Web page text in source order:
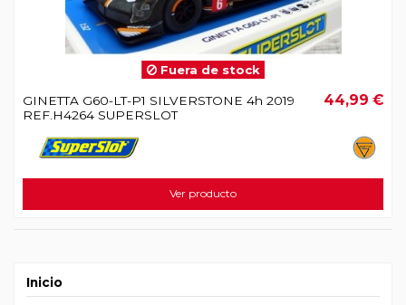
Fuera de stock
GINETTA G60-LT-P1 SILVERSTONE 4h 2019
REF.H4264 SUPERSLOT
44,99 €
Ver producto
Inicio